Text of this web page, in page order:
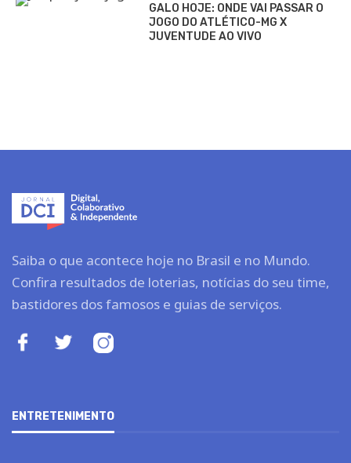
GALO HOJE: ONDE VAI PASSAR O
JOGO DO ATLÉTICO-MG X
JUVENTUDE AO VIVO
Saiba o que acontece hoje no Brasil e no Mundo.
Confira resultados de loterias, notícias do seu time,
bastidores dos famosos e guias de serviços.
ENTRETENIMENTO